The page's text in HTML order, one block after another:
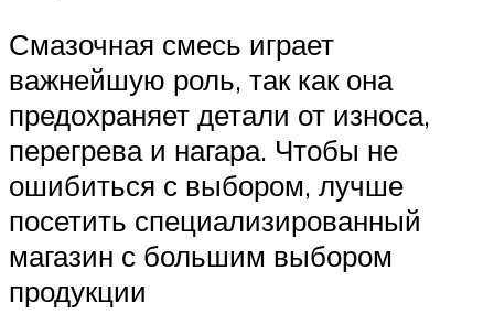
Смазочная смесь играет
важнейшую роль, так как она
предохраняет детали от износа,
перегрева и нагара. Чтобы не
ошибиться с выбором, лучше
посетить специализированный
магазин с большим выбором
продукции